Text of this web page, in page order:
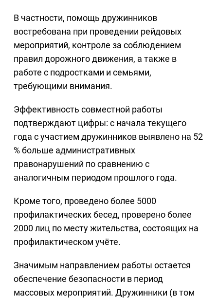
В частности, помощь дружинников
востребована при проведении рейдовых
мероприятий, контроле за соблюдением
правил дорожного движения, а также в
работе с подростками и семьями,
требующими внимания.
Эффективность совместной работы
подтверждают цифры: с начала текущего
года с участием дружинников выявлено на 52
% больше административных
правонарушений по сравнению с
аналогичным периодом прошлого года.
Кроме того, проведено более 5000
профилактических бесед, проверено более
2000 лиц по месту жительства, состоящих на
профилактическом учёте.
Значимым направлением работы остается
обеспечение безопасности в период
массовых мероприятий. Дружинники (в том